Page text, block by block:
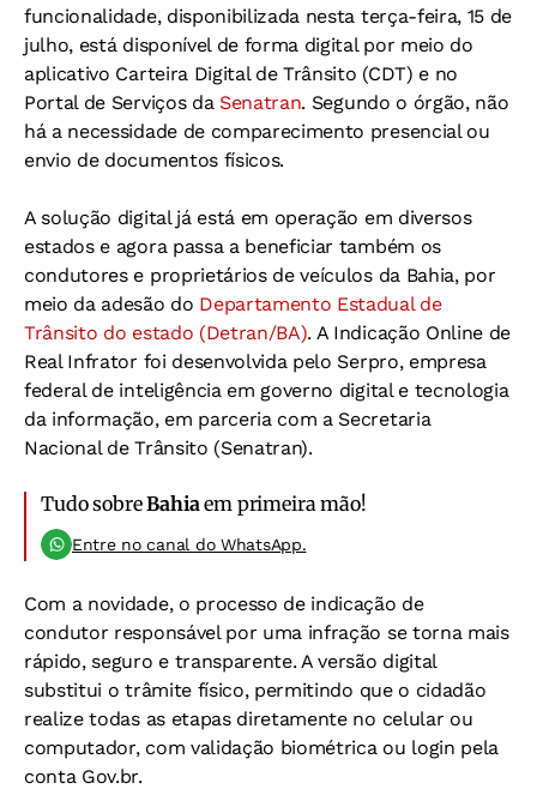
funcionalidade, disponibilizada nesta terça-feira, 15 de
julho, está disponível de forma digital por meio do
aplicativo Carteira Digital de Trânsito (CDT) e no
Portal de Serviços da Senatran. Segundo o órgão, não
há a necessidade de comparecimento presencial ou
envio de documentos físicos.
A solução digital já está em operação em diversos
estados e agora passa a beneficiar também os
condutores e proprietários de veículos da Bahia, por
meio da adesão do Departamento Estadual de
Trânsito do estado (Detran/BA). A Indicação Online de
Real Infrator foi desenvolvida pelo Serpro, empresa
federal de inteligência em governo digital e tecnologia
da informação, em parceria com a Secretaria
Nacional de Trânsito (Senatran).
Tudo sobreBahiaem primeira mão!
Entre no canal do WhatsApp.
Com a novidade, o processo de indicação de
condutor responsável por uma infração se torna mais
rápido, seguro e transparente. A versão digital
substitui o trâmite físico, permitindo que o cidadão
realize todas as etapas diretamente no celular ou
computador, com validação biométrica ou login pela
conta Gov.br.